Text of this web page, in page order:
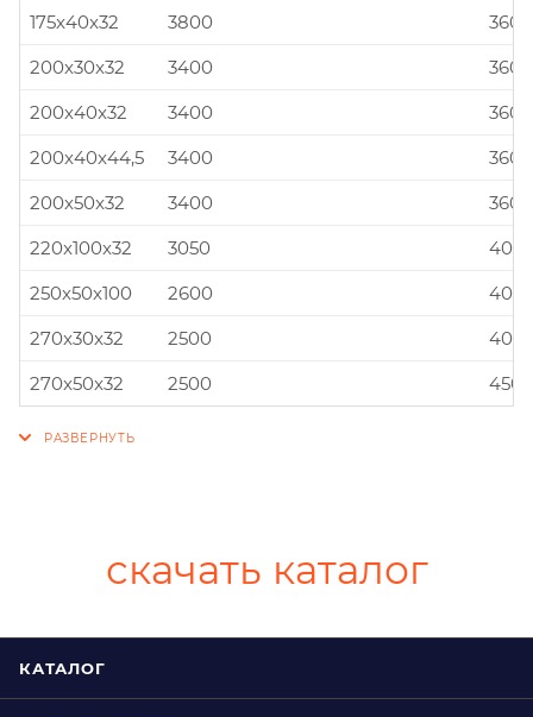
175x40x32
3800
200x30x32
3400
200x40x32
3400
200x40x44,5
3400
200x50x32
3400
220x100x32
3050
250x50x100
2600
270x30x32
2500
270x50x32
2500
скачать каталог
КАТАЛОГ